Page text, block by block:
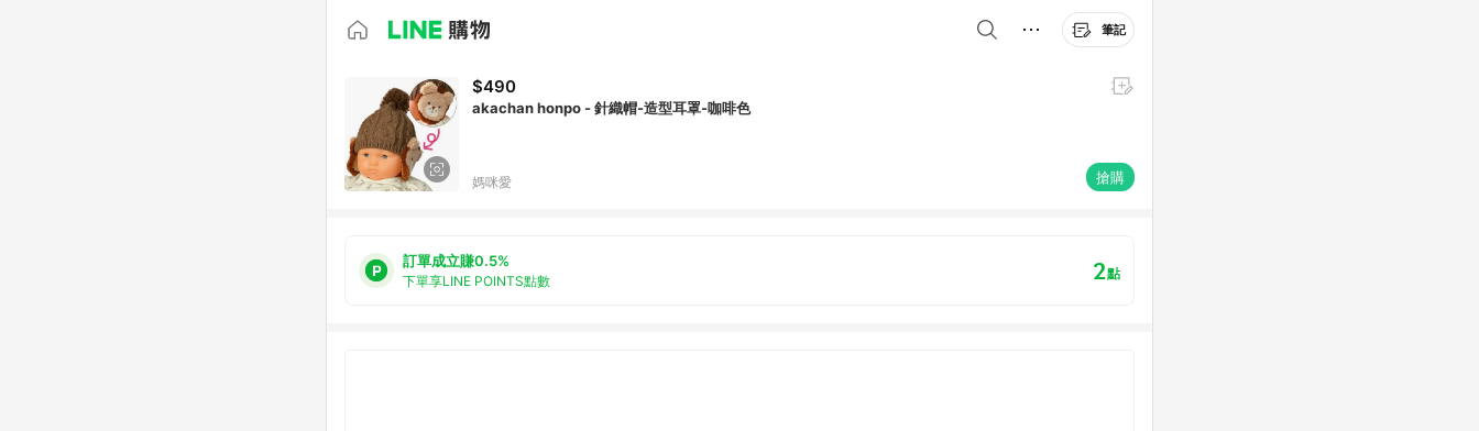
筆記
$490
akachan honpo - 針織帽-造型耳罩-咖啡色
媽咪愛 搶購
訂單成立賺0.5%
下單享LINE POINTS點數 2點